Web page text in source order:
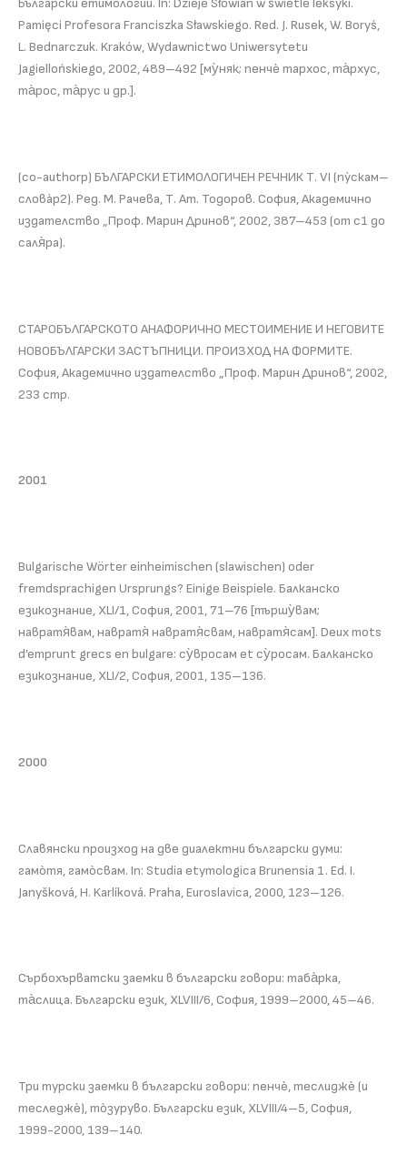
Български етимологии. In: Dzieje Słowian w świetle leksyki.
Pamięci Profesora Franciszka Sławskiego. Red. J. Rusek, W. Boryś,
L. Bednarczuk. Kraków, Wydawnictwo Uniwersytetu
Jagiellońskiego, 2002, 489–492 [му̀няк; пенчѐ тархос, та̀рхус,
та̀рос, та̀рус и др.].
(co-authorр) БЪЛГАРСКИ ЕТИМОЛОГИЧЕН РЕЧНИК Т. VI (пỳскам–
словàр2). Ред. М. Рачева, Т. Ат. Тодоров. София, Академично
издателство „Проф. Марин Дринов“, 2002, 387–453 (от с1 до
саля̀ра).
СТАРОБЪЛГАРСКОТО АНАФОРИЧНО МЕСТОИМЕНИЕ И НЕГОВИТЕ
НОВОБЪЛГАРСКИ ЗАСТЪПНИЦИ. ПРОИЗХОД НА ФОРМИТЕ.
София, Академично издателство „Проф. Марин Дринов“, 2002,
233 стр.
2001
Bulgarische Wörter einheimischen (slawischen) oder
fremdsprachigen Ursprungs? Einige Beispiele. Балканско
езикознание, XLI/1, София, 2001, 71–76 [тършу̀вам;
навратя̀вам, навратя̀ навратя̀свам, навратя̀сам]. Deux mots
d’emprunt grecs en bulgare: су̀вросам et су̀росам. Балканско
езикознание, XLI/2, София, 2001, 135–136.
2000
Славянски произход на две диалектни български думи:
гамòтя, гамòсвам. In: Studia etymologica Brunensia 1. Ed. I.
Janyšková, H. Karlíková. Praha, Euroslavica, 2000, 123–126.
Сърбохърватски заемки в български говори: таба̀рка,
та̀слица. Български език, XLVIII/6, София, 1999–2000, 45–46.
Три турски заемки в български говори: пенчѐ, теслиджѐ (и
теследжѐ), тòзуруво. Български език, XLVIII/4–5, София,
1999-2000, 139–140.